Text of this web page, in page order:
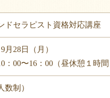
ドセラピスト資格対応講座
月28日（月）
：00〜16：00（昼休憩１時間
数制）